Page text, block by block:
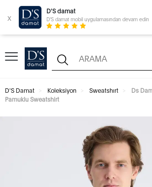
x
D'S damat
D'S damat mobil uygulamasından devam edin
D'S Damat Koleksiyon Sweatshırt
Ds
Pamuklu Sweatshirt